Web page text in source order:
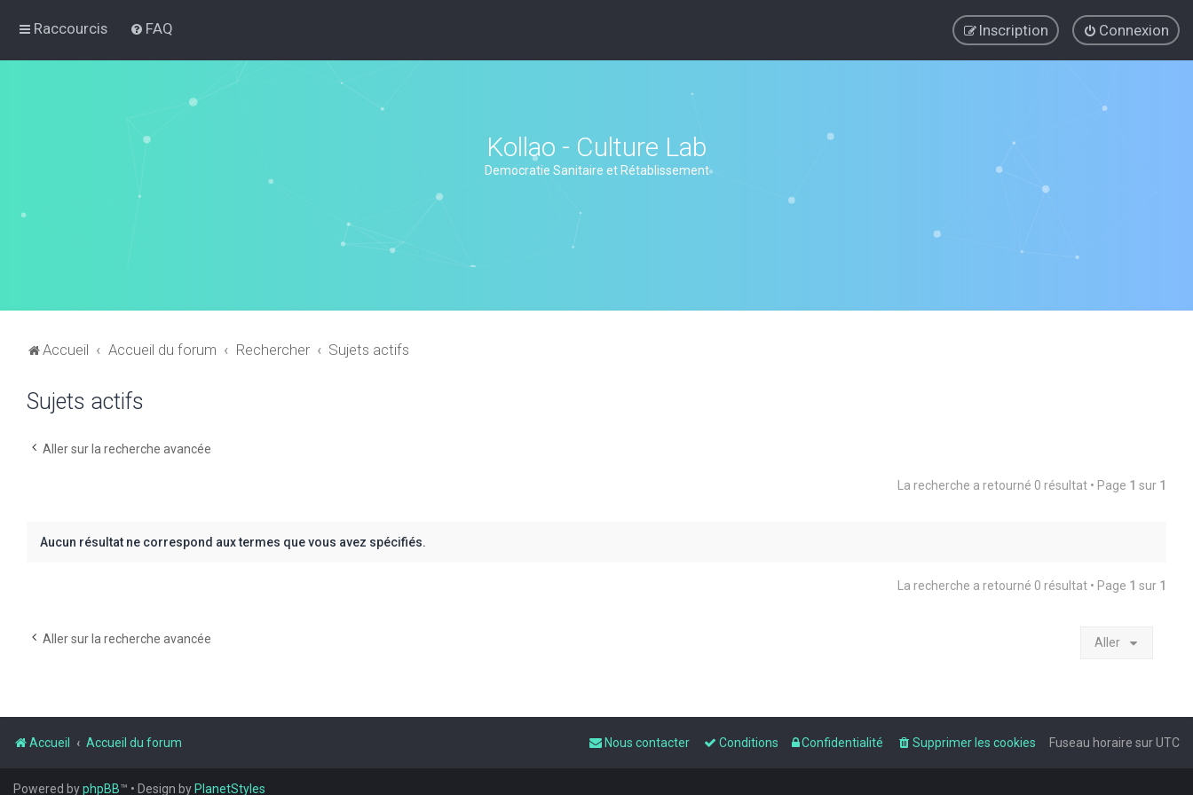
Raccourcis FAQ Connexion
Inscription
Kollao - Culture Lab
Democratie Sanitaire et Rétablissement
Accueil Accueil du forum Rechercher Sujets actifs
Sujets actifs
Aller sur la recherche avancée
La recherche a retourné 0 résultat • Page 1 sur 1
Aucun résultat ne correspond aux termes que vous avez spécifiés.
La recherche a retourné 0 résultat • Page 1 sur 1
Aller sur la recherche avancée Aller
Accueil Accueil du forum Fuseau horaire surUTC
Supprimer les cookies
Confidentialité
Conditions
Nous contacter
Powered byphpBB™ • Design by PlanetStyles